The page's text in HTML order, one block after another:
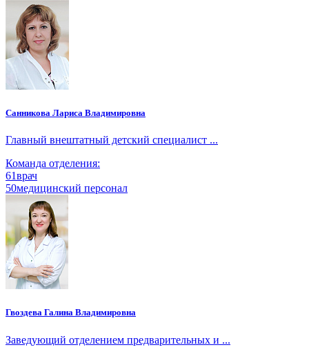
Санникова Лариса Владимировна
Главный внештатный детский специалист ...
Команда отделения:
61врач
50медицинский персонал
Гвоздева Галина Владимировна
Заведующий отделением предварительных и ...